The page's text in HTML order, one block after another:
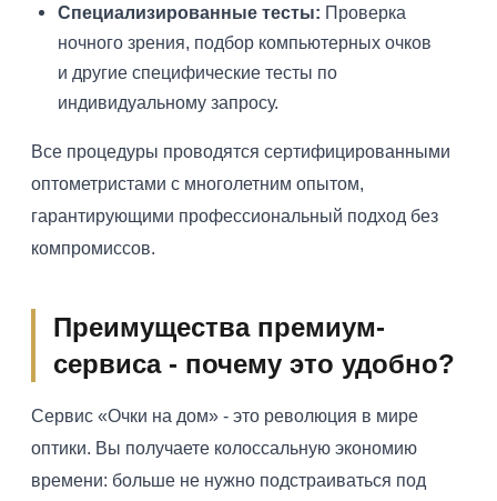
Специализированные тесты: Проверка
ночного зрения, подбор компьютерных очков
и другие специфические тесты по
индивидуальному запросу.
Все процедуры проводятся сертифицированными
оптометристами с многолетним опытом,
гарантирующими профессиональный подход без
компромиссов.
Преимущества премиум-
сервиса - почему это удобно?
Сервис «Очки на дом» - это революция в мире
оптики. Вы получаете колоссальную экономию
времени: больше не нужно подстраиваться под